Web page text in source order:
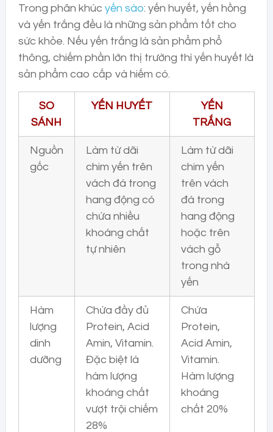
Trong phân khúc yến sào: yến huyết, yến hồng
và yến trắng đều là những sản phẩm tốt cho
sức khỏe. Nếu yến trắng là sản phẩm phổ
thông, chiếm phần lớn thị trường thì yến huyết là
sản phẩm cao cấp và hiếm có.
SO
SÁNH
YẾN HUYẾT
YẾN
TRẮNG
Nguồn
gốc
Làm từ dãi
chim yến trên
vách đá trong
hang động có
chứa nhiều
khoáng chất
tự nhiên
Làm từ dãi
chim yến
trên vách
đá trong
hang động
hoặc trên
vách gỗ
trong nhà
yến
Hàm
lượng
dinh
dưỡng
Chứa đầy đủ
Protein, Acid
Amin, Vitamin.
Đặc biệt là
hàm lượng
khoáng chất
vượt trội chiếm
28%
Chứa
Protein,
Acid Amin,
Vitamin.
Hàm lượng
khoáng
chất 20%